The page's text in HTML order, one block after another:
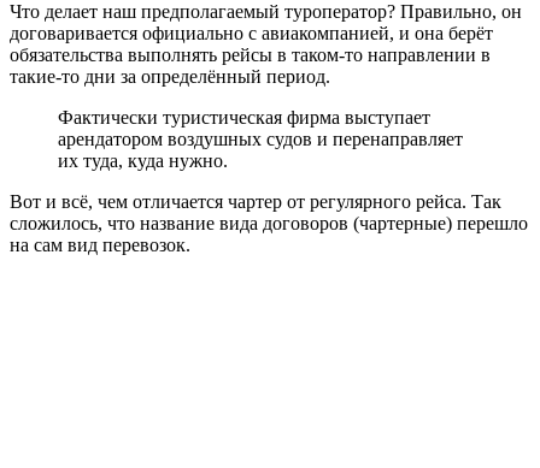
Что делает наш предполагаемый туроператор? Правильно, он
договаривается официально с авиакомпанией, и она берёт
обязательства выполнять рейсы в таком-то направлении в
такие-то дни за определённый период.
Фактически туристическая фирма выступает
арендатором воздушных судов и перенаправляет
их туда, куда нужно.
Вот и всё, чем отличается чартер от регулярного рейса. Так
сложилось, что название вида договоров (чартерные) перешло
на сам вид перевозок.